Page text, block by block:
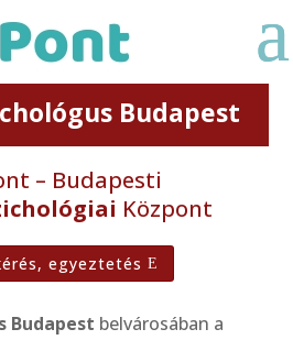
Budapest
– Budapesti
Központ
egyeztetés
Budapest belvárosában a